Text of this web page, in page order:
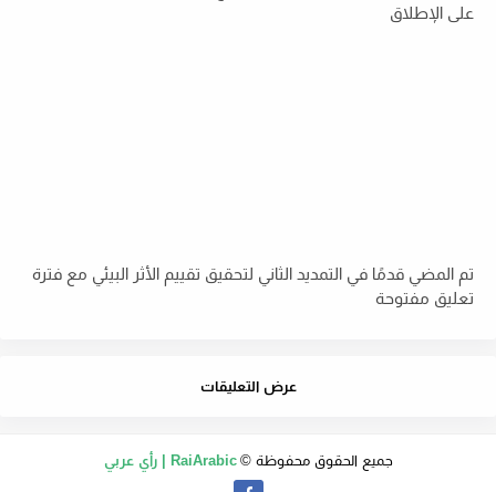
على الإطلاق
تم المضي قدمًا في التمديد الثاني لتحقيق تقييم الأثر البيئي مع فترة
تعليق مفتوحة
عرض التعليقات
جميع الحقوق محفوظة © RaiArabic | رأي عربي